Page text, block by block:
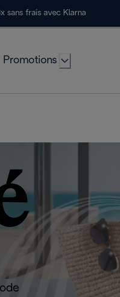
sans frais avec Klarna
Promotions